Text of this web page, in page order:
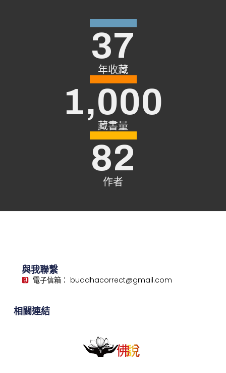
年收藏
37
藏書量
1,000
作者
82
與我聯繫
電子信箱： buddhacorrect@gmail.com
相關連結